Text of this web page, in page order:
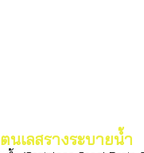
เลสรางระบายน้ำ